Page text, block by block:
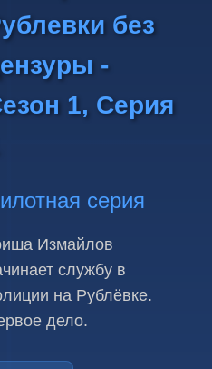
без
-
1, Серия
серия
Измайлов
службу в
на Рублёвке.
дело.